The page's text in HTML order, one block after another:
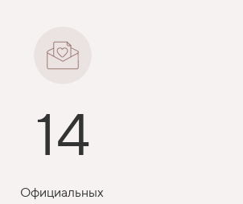
14
Официальных